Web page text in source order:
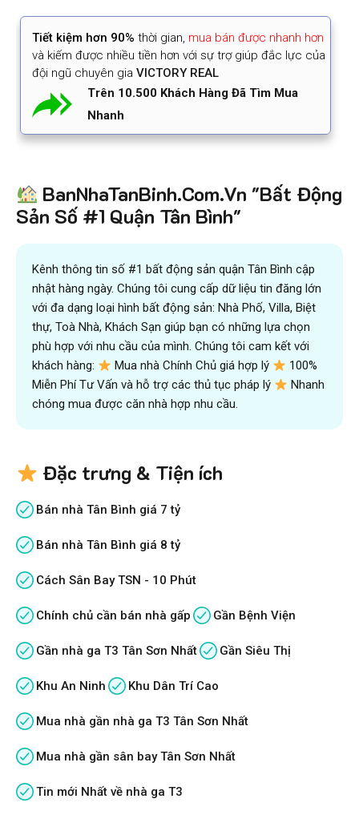
Tiết kiệm hơn 90% thời gian, mua bán được nhanh hơn
và kiếm được nhiều tiền hơn với sự trợ giúp đắc lực của
đội ngũ chuyên gia VICTORY REAL
Trên 10.500 Khách Hàng Đã Tìm Mua
Nhanh
BanNhaTanBinh.Com.Vn "Bất Động
Sản Số #1 Quận Tân Bình"
Kênh thông tin số #1 bất động sản quận Tân Bình cập
nhật hàng ngày. Chúng tôi cung cấp dữ liệu tin đăng lớn
với đa dạng loại hình bất động sản: Nhà Phố, Villa, Biệt
thự, Toà Nhà, Khách Sạn giúp bạn có những lựa chọn
phù hợp với nhu cầu của mình. Chúng tôi cam kết với
khách hàng:
Mua nhà Chính Chủ giá hợp lý
100%
Miễn Phí Tư Vấn và hỗ trợ các thủ tục pháp lý
Nhanh
chóng mua được căn nhà hợp nhu cầu.
Đặc trưng & Tiện ích
Bán nhà Tân Bình giá 7 tỷ
Bán nhà Tân Bình giá 8 tỷ
Cách Sân Bay TSN - 10 Phút
Chính chủ cần bán nhà gấp Gần Bệnh Viện
Gần nhà ga T3 Tân Sơn Nhất Gần Siêu Thị
Khu An Ninh Khu Dân Trí Cao
Mua nhà gần nhà ga T3 Tân Sơn Nhất
Mua nhà gần sân bay Tân Sơn Nhất
Tin mới Nhất về nhà ga T3